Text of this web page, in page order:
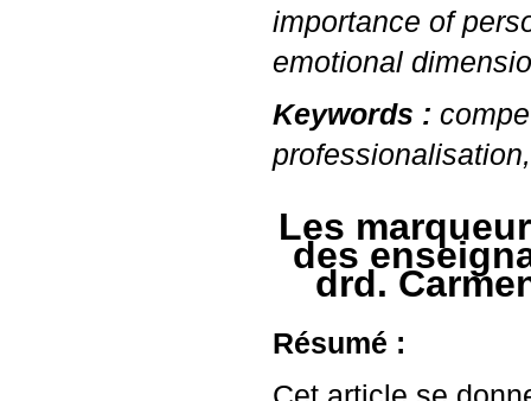
importance of
emotional
Keywords :
Les
des
drd.
Résumé :